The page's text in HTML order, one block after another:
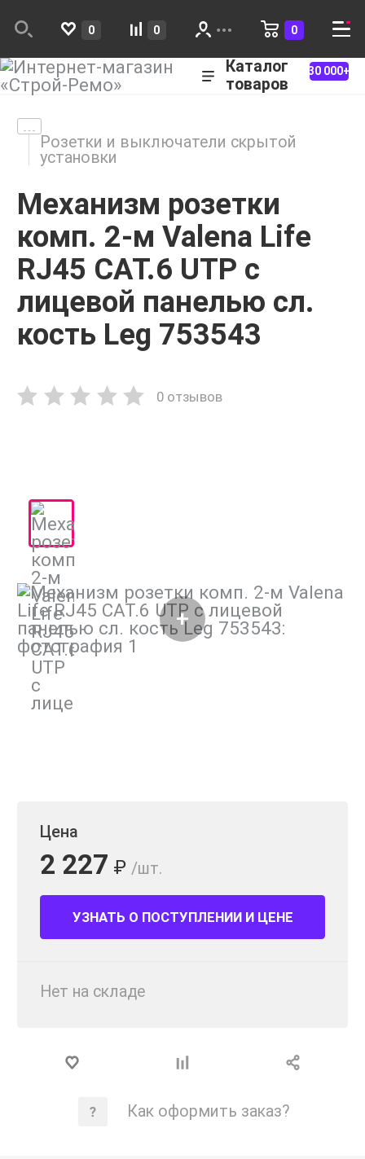
0 0 0
Каталог
товаров
30 000+
Розетки и выключатели скрытой
установки
Механизм розетки
комп. 2-м Valena Life
RJ45 CAT.6 UTP с
лицевой панелью сл.
кость Leg 753543
0 отзывов
Цена
2 227 ₽ /шт.
УЗНАТЬ О ПОСТУПЛЕНИИ И ЦЕНЕ
Нет на складе
Как оформить заказ?